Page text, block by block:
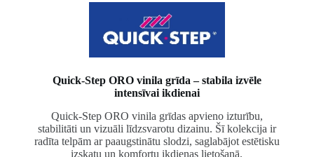
Quick-Step ORO vinila grīda – stabila izvēle
intensīvai ikdienai
Quick-StepORO vinila grīdas apvieno izturību,
stabilitāti un vizuāli līdzsvarotu dizainu. Šī kolekcija ir
radīta telpām ar paaugstinātu slodzi, saglabājot estētisku
izskatu un komfortu ikdienas lietošanā.